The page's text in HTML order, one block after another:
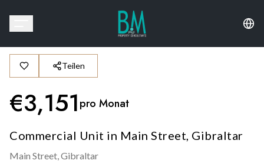
Teilen
€3,151pro Monat
Commercial Unit in Main Street, Gibraltar
Main Street,Gibraltar